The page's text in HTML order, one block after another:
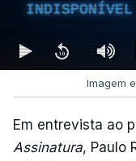
INDISPONÍVEL
Imagem
Em entrevista ao
Assinatura, Paulo